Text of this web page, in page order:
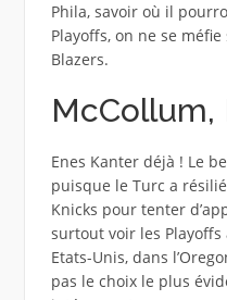
Phila, savoir où il
Playoffs, on ne se
Blazers.
McCollum,
Enes Kanter déjà ! Le
puisque le Turc a
Knicks pour tenter
surtout voir les Playoffs
Etats-Unis, dans
pas le choix le plus